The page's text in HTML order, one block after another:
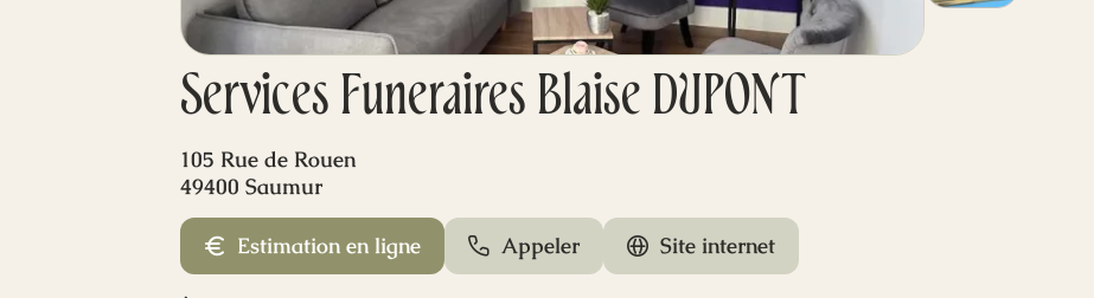
Services Funeraires Blaise DUPONT
105 Rue de Rouen
49400 Saumur
Estimation en ligne Appeler Site internet